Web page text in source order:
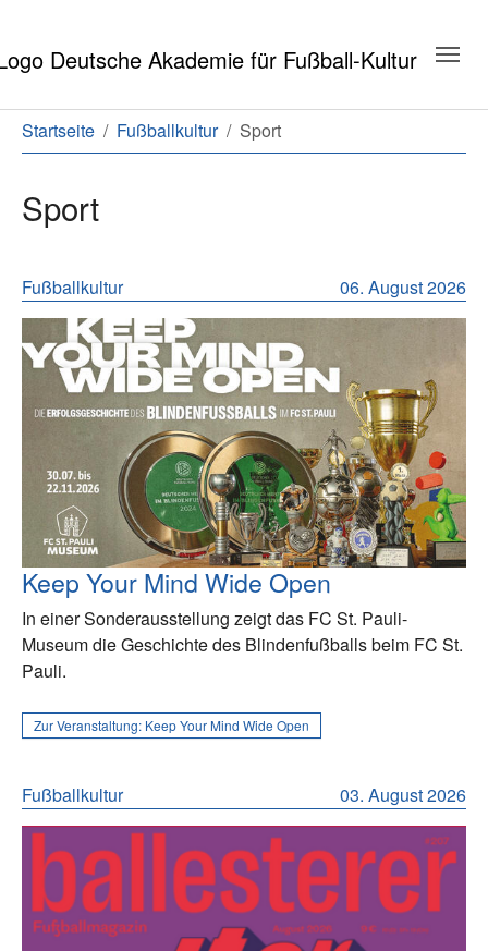
Sie sind hier:
Startseite Fußballkultur Sport
Sport
Meldungen aus dem Bereich Sport
06. August 2026
Fußballkultur
Keep Your Mind Wide Open
In einer Sonderausstellung zeigt das FC St. Pauli-
Museum die Geschichte des Blindenfußballs beim FC St.
Pauli.
Zur Veranstaltung: Keep Your Mind Wide Open
03. August 2026
Fußballkultur